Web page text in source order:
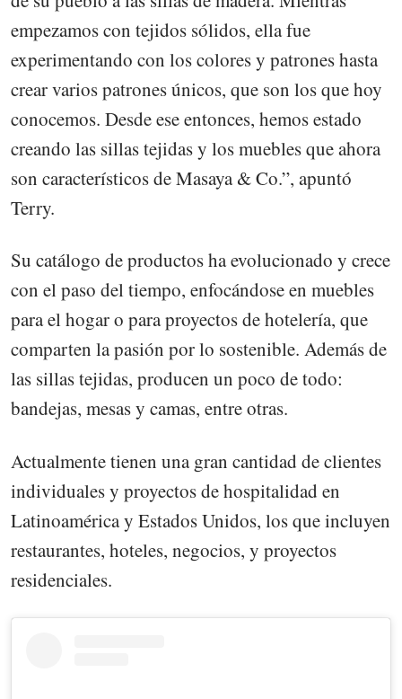
empezamos con tejidos sólidos, ella fue
experimentando con los colores y patrones hasta
crear varios patrones únicos, que son los que hoy
conocemos. Desde ese entonces, hemos estado
creando las sillas tejidas y los muebles que ahora
son característicos de Masaya & Co.”, apuntó
Terry.
Su catálogo de productos ha evolucionado y crece
con el paso del tiempo, enfocándose en muebles
para el hogar o para proyectos de hotelería, que
comparten la pasión por lo sostenible. Además de
las sillas tejidas, producen un poco de todo:
bandejas, mesas y camas, entre otras.
Actualmente tienen una gran cantidad de clientes
individuales y proyectos de hospitalidad en
Latinoamérica y Estados Unidos, los que incluyen
restaurantes, hoteles, negocios, y proyectos
residenciales.